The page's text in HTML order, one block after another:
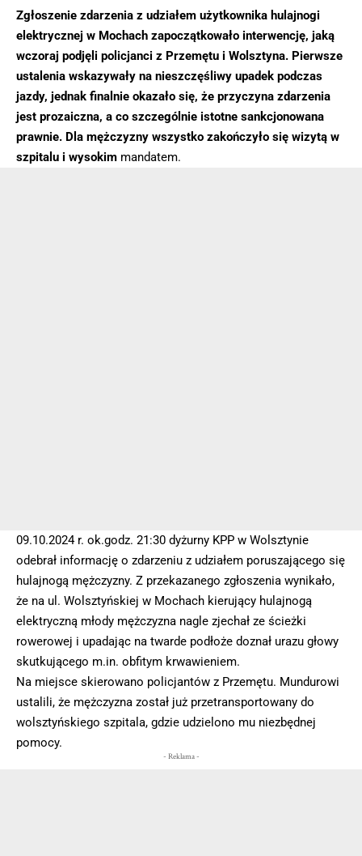
Zgłoszenie zdarzenia z udziałem użytkownika hulajnogi
elektrycznej w Mochach zapoczątkowało interwencję, jaką
wczoraj podjęli policjanci z Przemętu i Wolsztyna. Pierwsze
ustalenia wskazywały na nieszczęśliwy upadek podczas
jazdy, jednak finalnie okazało się, że przyczyna zdarzenia
jest prozaiczna, a co szczególnie istotne sankcjonowana
prawnie. Dla mężczyzny wszystko zakończyło się wizytą w
szpitalu i wysokim mandatem.
09.10.2024 r. ok.godz. 21:30 dyżurny KPP w Wolsztynie
odebrał informację o zdarzeniu z udziałem poruszającego się
hulajnogą mężczyzny. Z przekazanego zgłoszenia wynikało,
że na ul. Wolsztyńskiej w Mochach kierujący hulajnogą
elektryczną młody mężczyzna nagle zjechał ze ścieżki
rowerowej i upadając na twarde podłoże doznał urazu głowy
skutkującego m.in. obfitym krwawieniem.
Na miejsce skierowano policjantów z Przemętu. Mundurowi
ustalili, że mężczyzna został już przetransportowany do
wolsztyńskiego szpitala, gdzie udzielono mu niezbędnej
pomocy.
- Reklama -